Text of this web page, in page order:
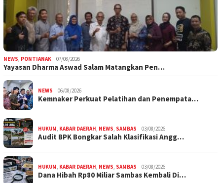
NEWS, PONTIANAK 07/08/2026
Yayasan Dharma Aswad Salam Matangkan Pen…
NEWS 06/08/2026
Kemnaker Perkuat Pelatihan dan Penempata…
HUKUM, KABAR DAERAH, NEWS, SAMBAS 03/08/2026
Audit BPK Bongkar Salah Klasifikasi Angg…
HUKUM, KABAR DAERAH, NEWS, SAMBAS 03/08/2026
Dana Hibah Rp80 Miliar Sambas Kembali Di…